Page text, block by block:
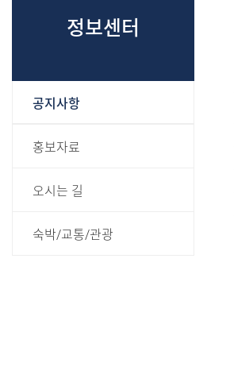
정보센터
공지사항
홍보자료
오시는 길
숙박/교통/관광